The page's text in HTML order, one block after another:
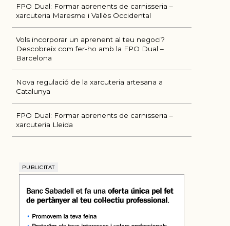
FPO Dual: Formar aprenents de carnisseria –
xarcuteria Maresme i Vallès Occidental
Vols incorporar un aprenent al teu negoci?
Descobreix com fer-ho amb la FPO Dual –
Barcelona
Nova regulació de la xarcuteria artesana a
Catalunya
FPO Dual: Formar aprenents de carnisseria –
xarcuteria Lleida
PUBLICITAT